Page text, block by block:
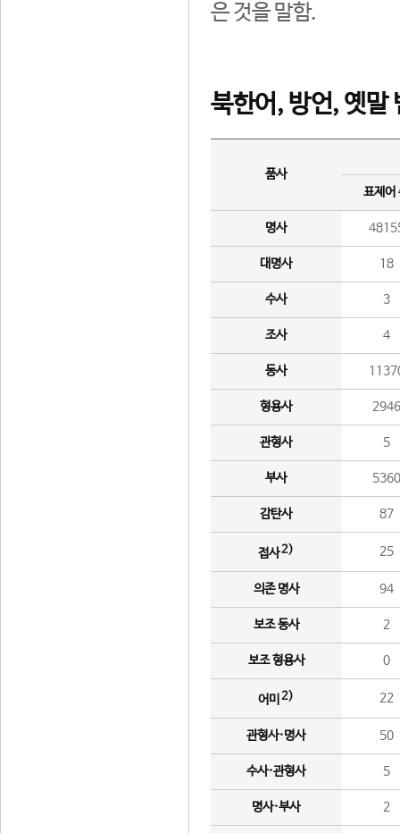
은 것을 말함.
북한어, 방언, 옛말
품사
표제어
명사
대명사 18
수사 3
조사 4
동사
형용사 2946
관형사 5
부사 5360
감탄사 87
접사2) 25
의존 명사 94
보조 동사 2
보조 형용사 0
어미 2) 22
관형사·명사 50
수사·관형사 5
명사·부사 2